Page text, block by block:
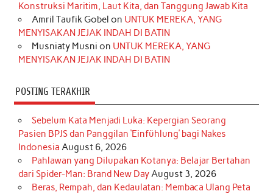
k
a
m
s
t
n
Konstruksi Maritim, Laut Kita, dan Tanggung Jawab Kita
Amril Taufik Gobel on UNTUK MEREKA, YANG
MENYISAKAN JEJAK INDAH DI BATIN
Musniaty Musni on UNTUK MEREKA, YANG
MENYISAKAN JEJAK INDAH DI BATIN
POSTING TERAKHIR
Sebelum Kata Menjadi Luka: Kepergian Seorang
Pasien BPJS dan Panggilan ‘Einfühlung’ bagi Nakes
Indonesia August 6, 2026
Pahlawan yang Dilupakan Kotanya: Belajar Bertahan
dari Spider-Man: Brand New DayAugust 3, 2026
Beras, Rempah, dan Kedaulatan: Membaca Ulang Peta